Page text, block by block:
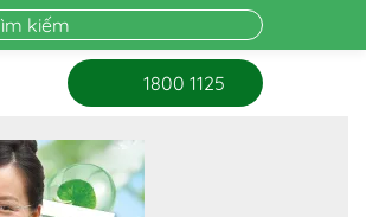
1800 1125